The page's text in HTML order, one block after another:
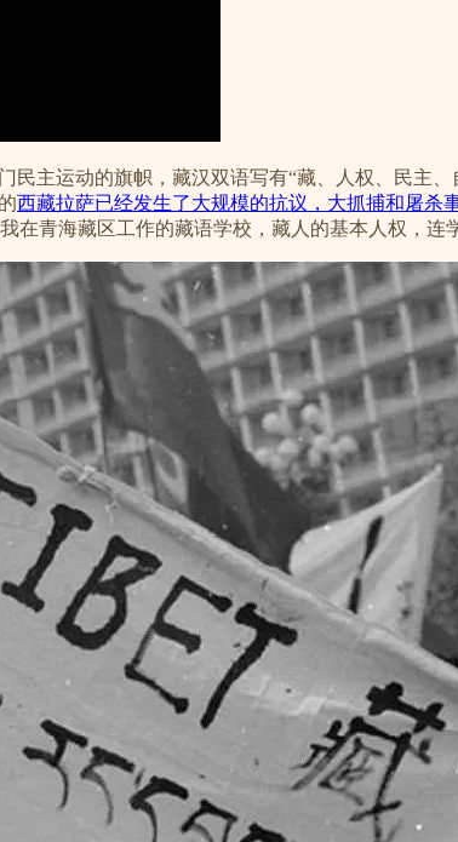
主运动的旗帜，藏汉双语写有“藏、人权、民主
西藏拉萨已经发生了大规模的抗议，大抓捕和屠杀
在青海藏区工作的藏语学校，藏人的基本人权，连